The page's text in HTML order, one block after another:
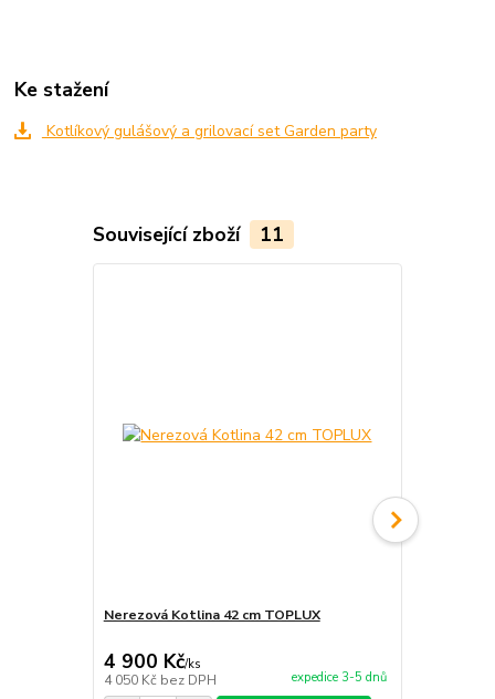
Ke stažení
Kotlíkový gulášový a grilovací set Garden party
Související zboží 11
Nerezová Kotlina 42 cm TOPLUX
4 900 Kč/ks
4 050 Kč bez DPH expedice 3-5 dnů